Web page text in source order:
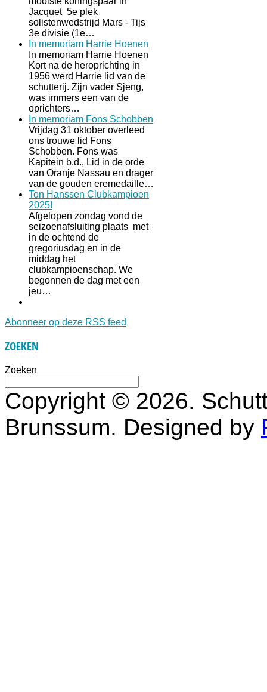
Jacquet 5e plek
solistenwedstrijd Mars - Tijs
3e divisie (1e…
In memoriam Harrie Hoenen
In memoriam Harrie Hoenen
Kort na de heroprichting in
1956 werd Harrie lid van de
schutterij. Zijn vader Sjeng,
was immers een van de
oprichters…
In memoriam Fons Schobben
Vrijdag 31 oktober overleed
ons trouwe lid Fons
Schobben. Fons was
Kapitein b.d., Lid in de orde
van Oranje Nassau en drager
van de gouden eremedaille…
Ton Hanssen Clubkampioen
2025!
Afgelopen zondag vond de
seizoenafsluiting plaats met
in de ochtend de
gregoriusdag en in de
middag het
clubkampioenschap. We
begonnen de dag met een
jeu…
Abonneer op deze RSS feed
ZOEKEN
Zoeken
Copyright © 2026.
Brunssum. Designed by